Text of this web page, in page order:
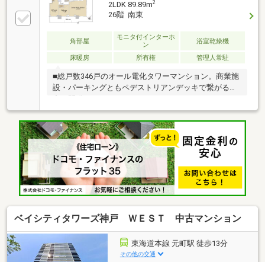
2LDK 89.89m2
26階 南東
角部屋
モニタ付インターホ
ン
浴室乾燥機
床暖房 所有権 管理人常駐
■総戸数346戸のオール電化タワーマンション。商業施
設・パーキングともペデストリアンデッキで繋がる複
ーム、ゲストルーム、テレワークラウンジ、フィット
ネスルーム等、充実の共用施設多数。(一部有料）
ベイシティタワーズ神戸 ＷＥＳＴ 中古マンション
東海道本線 元町駅 徒歩13分
その他の交通